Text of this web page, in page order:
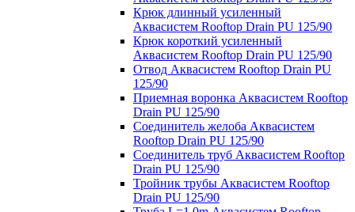
Крюк длинный усиленный
Аквасистем Rooftop Drain PU 125/90
Крюк короткий усиленный
Аквасистем Rooftop Drain PU 125/90
Отвод Аквасистем Rooftop Drain PU
125/90
Приемная воронка Аквасистем Rooftop
Drain PU 125/90
Соединитель желоба Аквасистем
Rooftop Drain PU 125/90
Соединитель труб Аквасистем Rooftop
Drain PU 125/90
Тройник трубы Аквасистем Rooftop
Drain PU 125/90